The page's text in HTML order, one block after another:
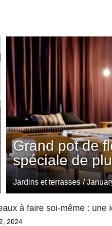
Grand pot de
spéciale de
Jardins et terrasses /
à faire soi-même : une
2024